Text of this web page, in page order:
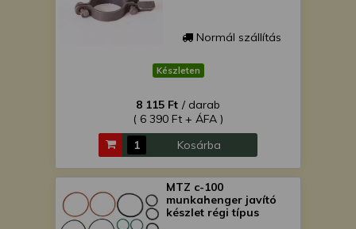
Normál szállítás
Készleten
8 115 Ft / darab
( 6 390 Ft + ÁFA )
Kosárba
MTZ c-100
munkahenger javító
készlet régi típus